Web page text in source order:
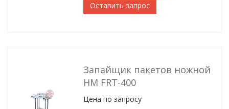
Оставить запрос
Запайщик пакетов ножной
HM FRT-400
Цена по запросу